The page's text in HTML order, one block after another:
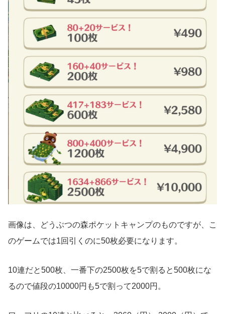
画像は、どうぶつの森ポケットキャンプのものですが、こ
のゲームでは1回引くのに50枚必要になります。
10連だと500枚、一番下の2500枚を5で割ると500枚にな
るので値段の10000円も5で割って2000円。